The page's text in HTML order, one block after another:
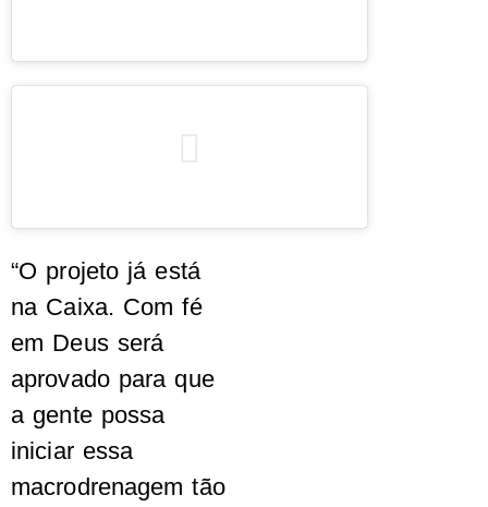
“O projeto já está
na Caixa. Com fé
em Deus será
aprovado para que
a gente possa
iniciar essa
macrodrenagem tão